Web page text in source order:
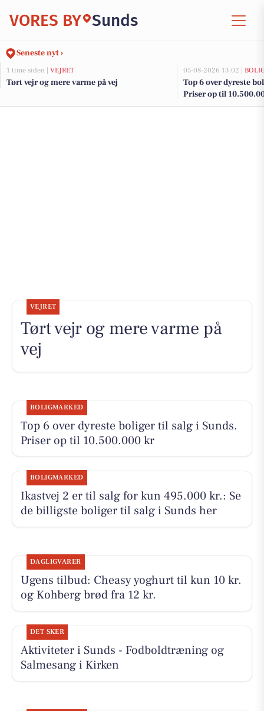
VORES BY Sunds
Seneste nyt ›
1 time siden | VEJRET
Tørt vejr og mere varme på vej
05-08-2026 13:02 |
Top 6 over dyreste
Priser op til
VEJRET
Tørt vejr og mere varme på
vej
BOLIGMARKED
Top 6 over dyreste boliger til salg i Sunds.
Priser op til 10.500.000 kr
BOLIGMARKED
Ikastvej 2 er til salg for kun 495.000 kr.: Se
de billigste boliger til salg i Sunds her
DAGLIGVARER
Ugens tilbud: Cheasy yoghurt til kun 10 kr.
og Kohberg brød fra 12 kr.
DET SKER
Aktiviteter i Sunds - Fodboldtræning og
Salmesang i Kirken